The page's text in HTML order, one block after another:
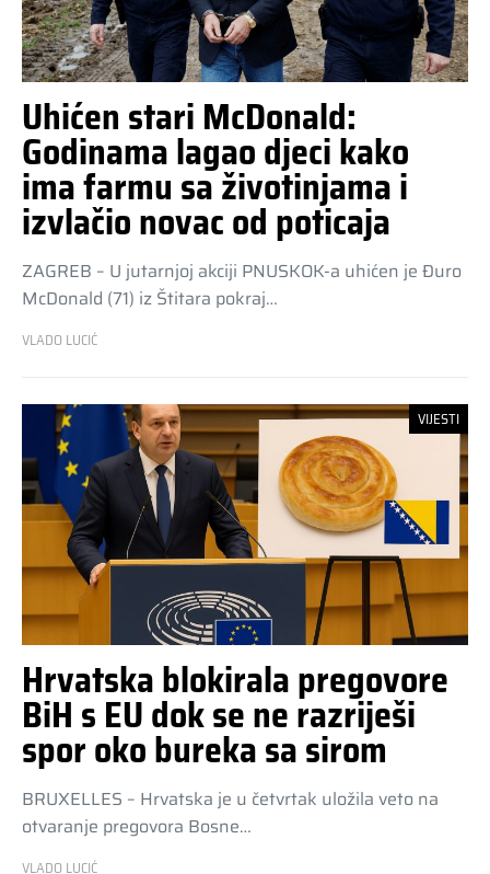
Uhićen stari McDonald:
Godinama lagao djeci kako
ima farmu sa životinjama i
izvlačio novac od poticaja
ZAGREB – U jutarnjoj akciji PNUSKOK-a uhićen je Đuro
McDonald (71) iz Štitara pokraj…
VLADO LUCIĆ
VIJESTI
Hrvatska blokirala pregovore
BiH s EU dok se ne razriješi
spor oko bureka sa sirom
BRUXELLES – Hrvatska je u četvrtak uložila veto na
otvaranje pregovora Bosne…
VLADO LUCIĆ